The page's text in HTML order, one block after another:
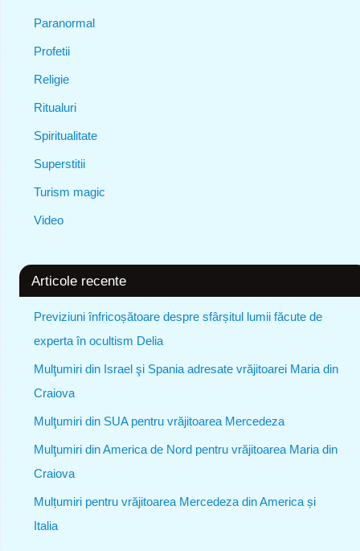
Paranormal
Profetii
Religie
Ritualuri
Spiritualitate
Superstitii
Turism magic
Video
Articole recente
Previziuni înfricoșătoare despre sfârșitul lumii făcute de
experta în ocultism Delia
Mulţumiri din Israel şi Spania adresate vrăjitoarei Maria din
Craiova
Mulţumiri din SUA pentru vrăjitoarea Mercedeza
Mulţumiri din America de Nord pentru vrăjitoarea Maria din
Craiova
Mulțumiri pentru vrăjitoarea Mercedeza din America și
Italia